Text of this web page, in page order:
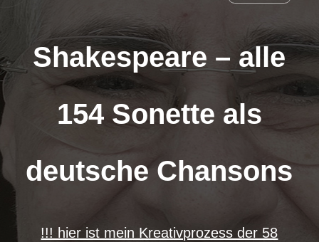
Shakespeare – alle
154 Sonette als
deutsche Chansons
!!! hier ist mein Kreativprozess der 58